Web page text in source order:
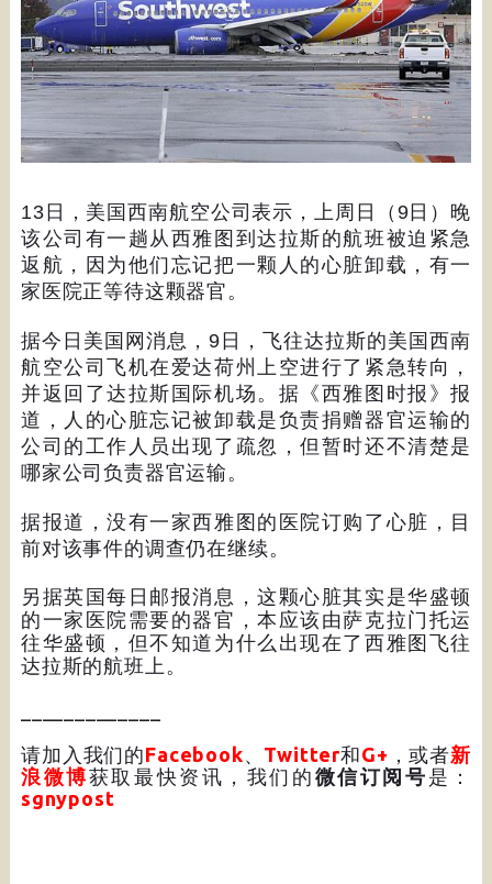
13 日，美国西南航空公司表示，上周日（ 9日）晚
该公司有一趟从西雅图到达拉斯的航班被迫紧急
返航，因为他们忘记把一颗人的心脏卸载，有一
家医院正等待这颗器官。
据今日美国网消息，9 日，飞往达拉斯的美国西南
航空公司飞机在爱达荷州上空进行了紧急转向，
并返回了达拉斯国际机场。据《西雅图时报》报
道，人的心脏忘记被卸载是负责捐赠器官运输的
公司的工作人员出现了疏忽，但暂时还不清楚是
哪家公司负责器官运输。
据报道，没有一家西雅图的医院订购了心脏，目
前对该事件的调查仍在继续。
另据英国每日邮报消息，这颗心脏其实是华盛顿
的一家医院需要的器官，本应该由萨克拉门托运
往华盛顿，但不知道为什么出现在了西雅图飞往
达拉斯的航班上。
请加入我们的Facebook Twitter和G+ ，或者新
浪微博获取最快资讯，我们的 微信订阅号 是：
sgnypost